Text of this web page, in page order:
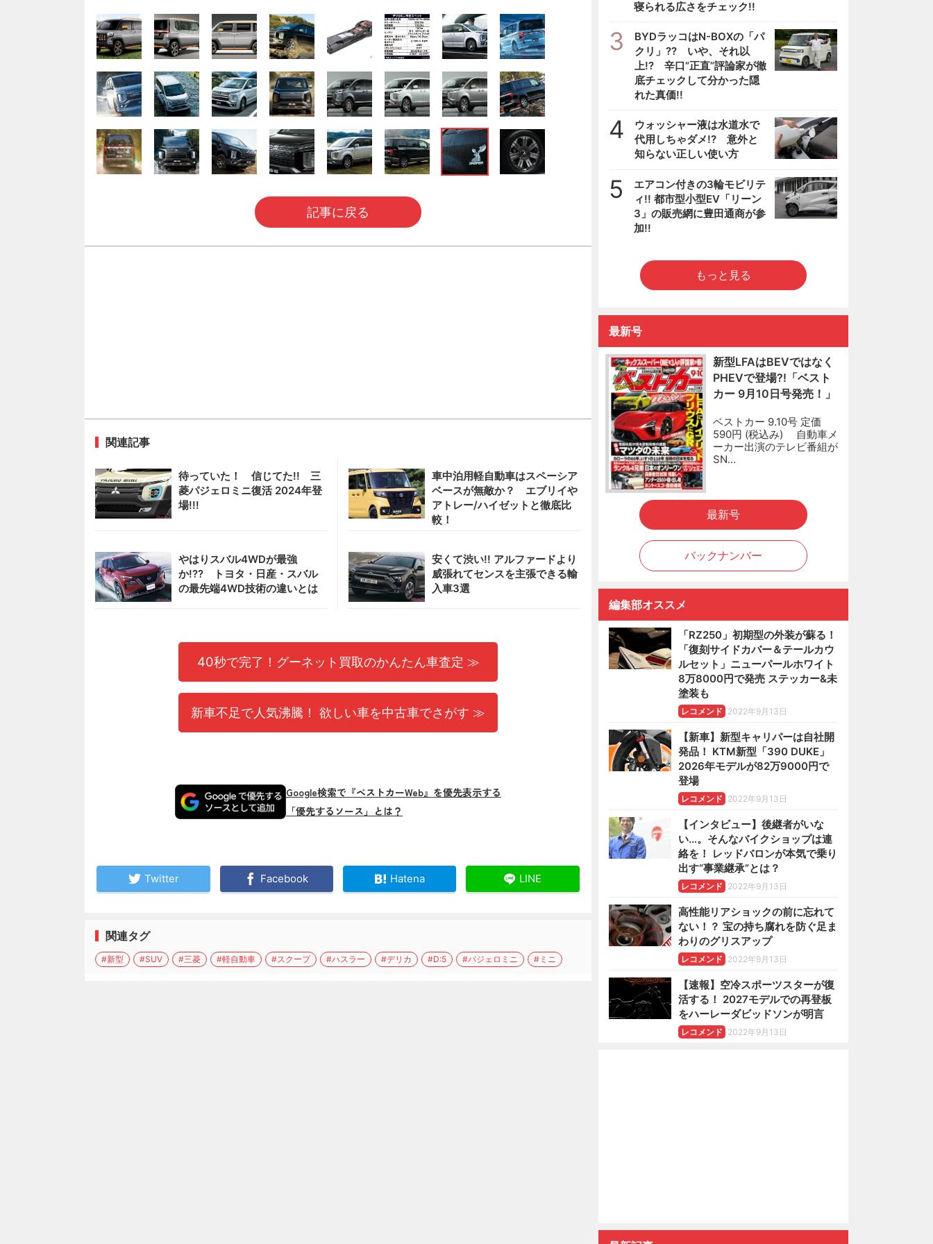
記事に戻る
関連記事
待っていた！ 信じてた!! 三
菱パジェロミニ復活 2024年登
場!!!
車中泊用軽自動車はスペーシア
ベースが無敵か？ エブリイや
アトレー/ハイゼットと徹底比
較！
やはりスバル4WDが最強
か!?? トヨタ・日産・スバル
の最先端4WD技術の違いとは
安くて渋い!! アルファードより
威張れてセンスを主張できる輸
入車3選
40秒で完了！グーネット買取のかんたん車査定 ≫
新車不足で人気沸騰！ 欲しい車を中古車でさがす ≫
Google検索で『ベストカーWeb』を優先表示する
「優先するソース」とは？
Twitter Facebook Hatena LINE
関連タグ
#新型 #SUV #三菱 #軽自動車 #スクープ #ハスラー #デリカ #D:5 #パジェロミニ #ミニ
寝られる広さをチェック!!
3
BYDラッコはN-BOXの「パ
クリ」?? いや、それ以
上!? 辛口”正直”評論家が徹
底チェックして分かった隠
れた真価!!
4
ウォッシャー液は水道水で
代用しちゃダメ!? 意外と
知らない正しい使い方
5
エアコン付きの3輪モビリテ
ィ!! 都市型小型EV「リーン
3」の販売網に豊田通商が参
加!!
もっと見る
最新号
新型LFAはBEVではなく
PHEVで登場?!「ベスト
カー 9月10日号発売！」
ベストカー 9.10号 定価
590円 (税込み) 自動車メ
ーカー出演のテレビ番組が
SN…
最新号
バックナンバー
編集部オススメ
「RZ250」初期型の外装が蘇る！
「復刻サイドカバー＆テールカウ
ルセット」ニューパールホワイト
8万8000円で発売 ステッカー&未
塗装も
レコメンド 2022年9月13日
【新車】新型キャリパーは自社開
発品！ KTM新型「390 DUKE」
2026年モデルが82万9000円で
登場
レコメンド 2022年9月13日
【インタビュー】後継者がいな
い…。そんなバイクショップは連
絡を！ レッドバロンが本気で乗り
出す“事業継承”とは？
レコメンド 2022年9月13日
高性能リアショックの前に忘れて
ない！？ 宝の持ち腐れを防ぐ足ま
わりのグリスアップ
レコメンド 2022年9月13日
【速報】空冷スポーツスターが復
活する！ 2027モデルでの再登板
をハーレーダビッドソンが明言
レコメンド 2022年9月13日